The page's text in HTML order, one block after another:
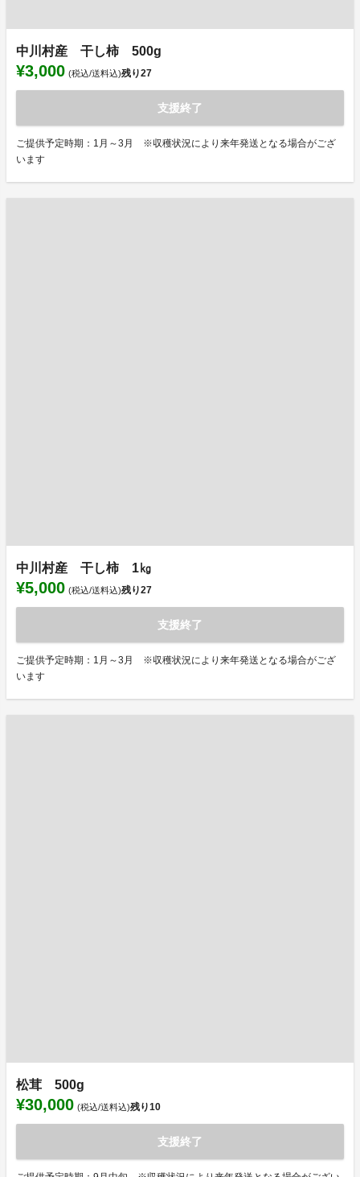
中川村産 干し柿 500g
¥3,000 (税込/送料込)残り27
支援終了
ご提供予定時期：1月～3月 ※収穫状況により来年発送となる場合がござ
います
中川村産 干し柿 1㎏
¥5,000 (税込/送料込)残り27
支援終了
ご提供予定時期：1月～3月 ※収穫状況により来年発送となる場合がござ
います
松茸 500g
¥30,000 (税込/送料込)残り10
支援終了